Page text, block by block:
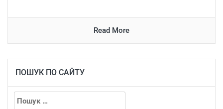
Read More
ПОШУК ПО САЙТУ